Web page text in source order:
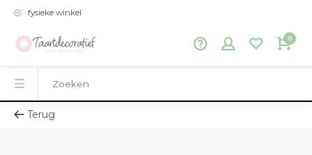
fysieke winkel
0
Terug